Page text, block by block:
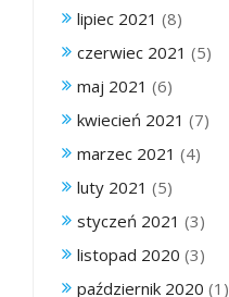
lipiec 2021 (8)
czerwiec 2021 (5)
maj 2021 (6)
kwiecień 2021 (7)
marzec 2021 (4)
luty 2021 (5)
styczeń 2021 (3)
listopad 2020 (3)
październik 2020 (1)